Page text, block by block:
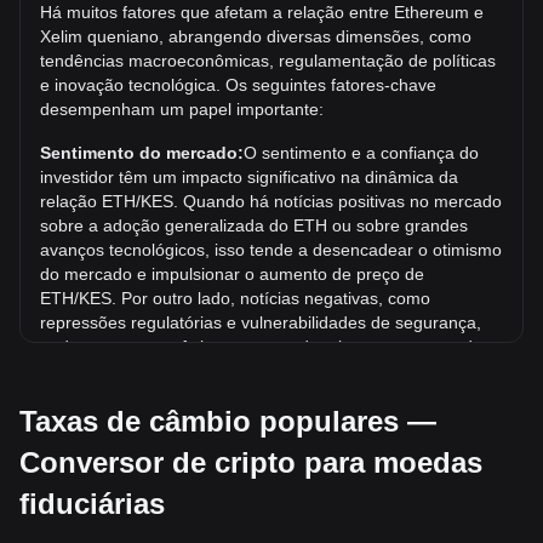
Resta saber se o valor de 1 ETH/KES superará a máxima
histórica atual.
Qual é a tendência de preço de em KES?
Nos últimos 7 dias, a taxa de câmbio de Ethereum (ETH)
caiu 0.34%. No último mês, a taxa de câmbio de Ethereum
(ETH) subiu 8.09% em relação a Xelim queniano (KES).
Há muitos fatores que afetam a relação entre Ethereum e
Xelim queniano, abrangendo diversas dimensões, como
tendências macroeconômicas, regulamentação de políticas
e inovação tecnológica. Os seguintes fatores-chave
desempenham um papel importante:
Sentimento do mercado:O sentimento e a confiança do
investidor têm um impacto significativo na dinâmica da
relação ETH/KES. Quando há notícias positivas no mercado
sobre a adoção generalizada do ETH ou sobre grandes
avanços tecnológicos, isso tende a desencadear o otimismo
do mercado e impulsionar o aumento de preço de
ETH/KES. Por outro lado, notícias negativas, como
repressões regulatórias e vulnerabilidades de segurança,
podem provocar pânico no mercado e levar a uma queda
Ambiente regulatório:As políticas e regulamentações
governamentais relacionadas às criptomoedas têm um
impacto direto sobre sua aceitação, o que, por sua vez,
como o dólar americano. Regulamentações claras e
Taxas de câmbio populares —
Conversor de cripto para moedas
fiduciárias